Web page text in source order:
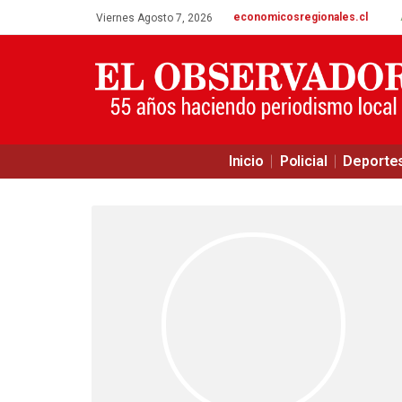
Viernes Agosto 7, 2026 economicosregionales.cl
Inicio Policial